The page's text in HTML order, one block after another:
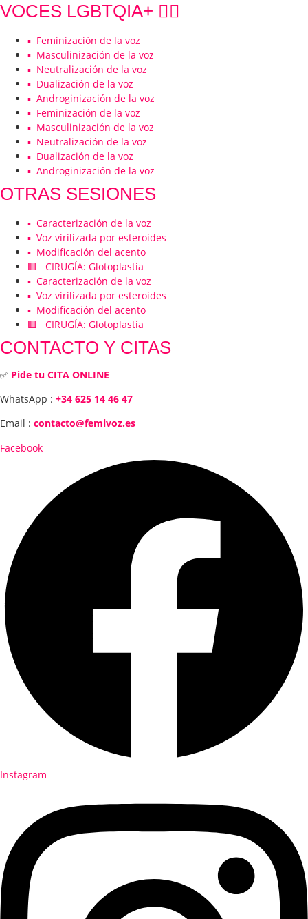
VOCES LGBTQIA+ 🏳️‍🌈
▪️ Feminización de la voz
▪️ Masculinización de la voz
▪️ Neutralización de la voz
▪️ Dualización de la voz
▪️ Androginización de la voz
▪️ Feminización de la voz
▪️ Masculinización de la voz
▪️ Neutralización de la voz
▪️ Dualización de la voz
▪️ Androginización de la voz
OTRAS SESIONES
▪️ Caracterización de la voz
▪️ Voz virilizada por esteroides
▪️ Modificación del acento
🟥 CIRUGÍA: Glotoplastia
▪️ Caracterización de la voz
▪️ Voz virilizada por esteroides
▪️ Modificación del acento
🟥 CIRUGÍA: Glotoplastia
CONTACTO Y CITAS
✅ Pide tu CITA ONLINE
WhatsApp : +34 625 14 46 47
Email : contacto@femivoz.es
Facebook
Instagram